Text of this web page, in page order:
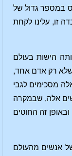
במספר גדול של
זו, עלינו לקחת
הישות בעולם
שלא רק אדם אחד,
זרמים לישות אחת ויחידה בעולם האסטרלי. בכך ש-1000 האנשים האלה מסכימים לגבי
אלה, שבמקרה
זה החוטים
אנשים מהעולם